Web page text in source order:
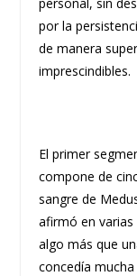
por la
de manera
imprescindibles.
El primer
compone de
sangre de
afirmó en
algo más que
concedía